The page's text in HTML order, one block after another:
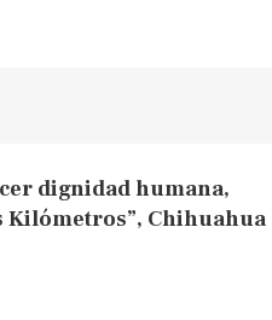
dignidad humana,
Kilómetros”, Chihuahua